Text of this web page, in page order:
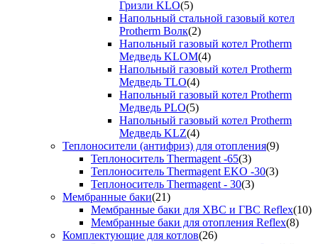
Гризли KLO(5)
Напольный стальной газовый котел
Protherm Волк(2)
Напольный газовый котел Protherm
Медведь KLOM(4)
Напольный газовый котел Protherm
Медведь TLO(4)
Напольный газовый котел Protherm
Медведь PLO(5)
Напольный газовый котел Protherm
Медведь KLZ(4)
Теплоносители (антифриз) для отопления(9)
Теплоноситель Thermagent -65(3)
Теплоноситель Thermagent EKO -30(3)
Теплоноситель Thermagent - 30(3)
Мембранные баки(21)
Мембранные баки для ХВС и ГВС Reflex(10)
Мембранные баки для отопления Reflex(8)
Комплектующие для котлов(26)